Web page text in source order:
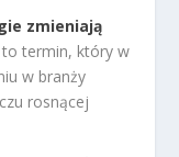
zmieniają
to termin, który w
w branży
rosnącej